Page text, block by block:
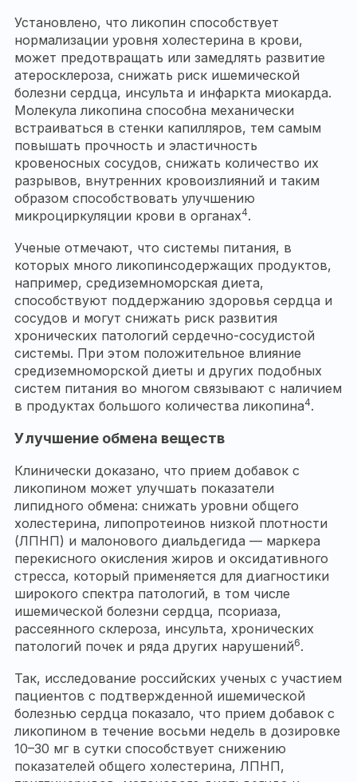
Установлено, что ликопин способствует
нормализации уровня холестерина в крови,
может предотвращать или замедлять развитие
атеросклероза, снижать риск ишемической
болезни сердца, инсульта и инфаркта миокарда.
Молекула ликопина способна механически
встраиваться в стенки капилляров, тем самым
повышать прочность и эластичность
кровеносных сосудов, снижать количество их
разрывов, внутренних кровоизлияний и таким
образом способствовать улучшению
микроциркуляции крови в органах4.
Ученые отмечают, что системы питания, в
которых много ликопинсодержащих продуктов,
например, средиземноморская диета,
способствуют поддержанию здоровья сердца и
сосудов и могут снижать риск развития
хронических патологий сердечно-сосудистой
системы. При этом положительное влияние
средиземноморской диеты и других подобных
систем питания во многом связывают с наличием
в продуктах большого количества ликопина4.
Улучшение обмена веществ
Клинически доказано, что прием добавок с
ликопином может улучшать показатели
липидного обмена: снижать уровни общего
холестерина, липопротеинов низкой плотности
(ЛПНП) и малонового диальдегида — маркера
перекисного окисления жиров и оксидативного
стресса, который применяется для диагностики
широкого спектра патологий, в том числе
ишемической болезни сердца, псориаза,
рассеянного склероза, инсульта, хронических
патологий почек и ряда других нарушений6.
Так, исследование российских ученых с участием
пациентов с подтвержденной ишемической
болезнью сердца показало, что прием добавок с
ликопином в течение восьми недель в дозировке
10–30 мг в сутки способствует снижению
показателей общего холестерина, ЛПНП,